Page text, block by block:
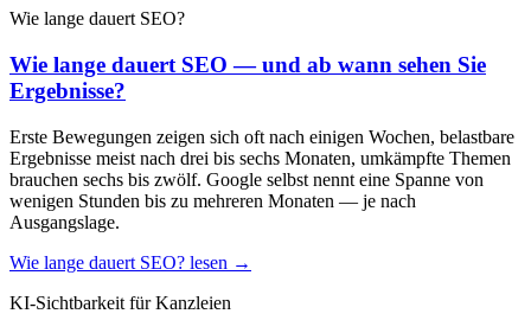
Wie lange dauert SEO?
Wie lange dauert SEO — und ab wann sehen Sie
Ergebnisse?
Erste Bewegungen zeigen sich oft nach einigen Wochen, belastbare
Ergebnisse meist nach drei bis sechs Monaten, umkämpfte Themen
brauchen sechs bis zwölf. Google selbst nennt eine Spanne von
wenigen Stunden bis zu mehreren Monaten — je nach
Ausgangslage.
Wie lange dauert SEO? lesen →
KI-Sichtbarkeit für Kanzleien